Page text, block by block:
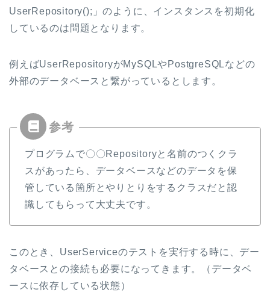
UserRepository();」のように、インスタンスを初期化
しているのは問題となります。
例えばUserRepositoryがMySQLやPostgreSQLなどの
外部のデータベースと繋がっているとします。
プログラムで〇〇Repositoryと名前のつくクラ
スがあったら、データベースなどのデータを保
管している箇所とやりとりをするクラスだと認
識してもらって大丈夫です。
このとき、UserServiceのテストを実行する時に、デー
タベースとの接続も必要になってきます。（データベ
ースに依存している状態）